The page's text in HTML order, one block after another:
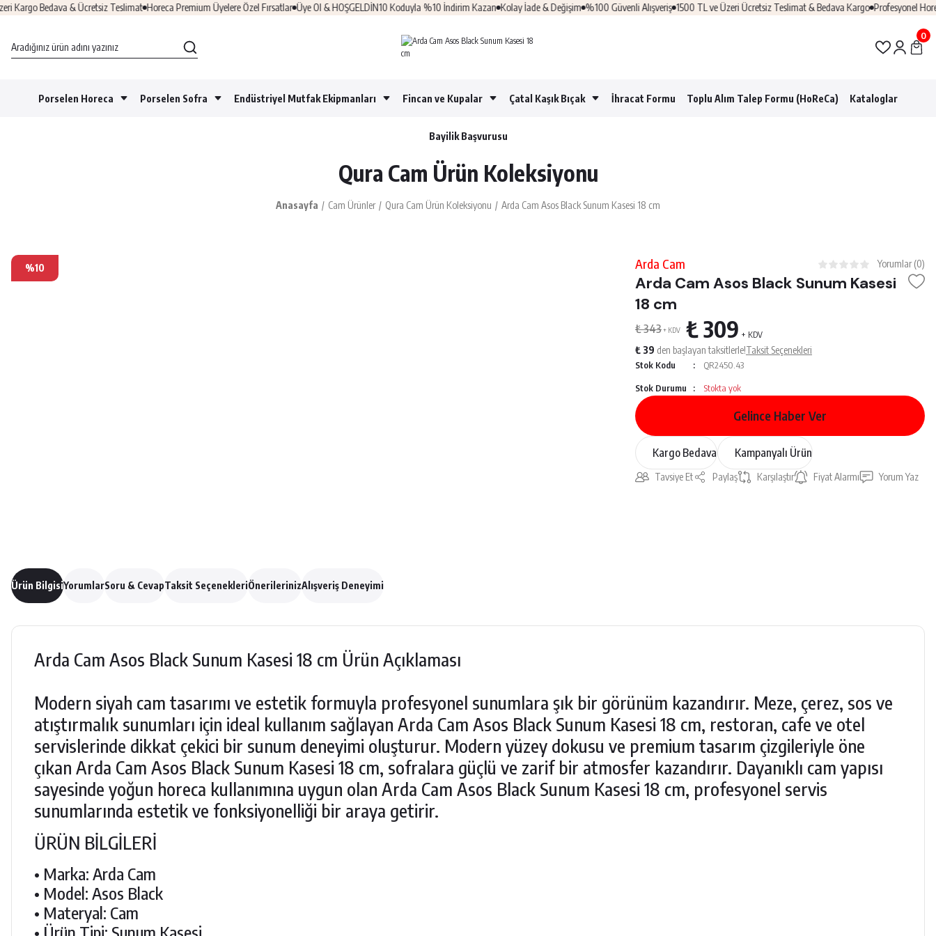
Bedava & Ücretsiz Teslimat Horeca Premium Üyelere Özel Fırsatlar Üye Ol & HOŞGELDİN10 Koduyla %10 İndirim Kazan Kolay İade & Değişim %100 Güvenli Alışveriş 1500 TL ve Üzeri Ücretsiz Teslimat & Bedava Kargo Profesyonel Horeca
0
Porselen Horeca Porselen Sofra Endüstriyel Mutfak Ekipmanları Fincan ve Kupalar Çatal Kaşık Bıçak İhracat Formu Toplu Alım Talep Formu (HoReCa) Kataloglar
Bayilik Başvurusu
Qura Cam Ürün Koleksiyonu
Anasayfa Cam Ürünler Qura Cam Ürün Koleksiyonu Arda Cam Asos Black Sunum Kasesi 18 cm
%10 Arda Cam Yorumlar (0)
Arda Cam Asos Black Sunum Kasesi
18 cm
₺ 343+ KDV ₺ 309 + KDV
₺ 39 den başlayan taksitlerle!Taksit Seçenekleri
Stok Kodu QR2450.43
Stok Durumu Stokta yok
Gelince Haber Ver
Kargo Bedava Kampanyalı Ürün
Tavsiye Et Paylaş Karşılaştır Fiyat Alarmı Yorum Yaz
Ürün BilgisiYorumlarSoru & CevapTaksit SeçenekleriÖnerilerinizAlışveriş Deneyimi
Arda Cam Asos Black Sunum Kasesi 18 cm Ürün Açıklaması
Modern siyah cam tasarımı ve estetik formuyla profesyonel sunumlara şık bir görünüm kazandırır. Meze, çerez, sos ve
atıştırmalık sunumları için ideal kullanım sağlayan Arda Cam Asos Black Sunum Kasesi 18 cm, restoran, cafe ve otel
servislerinde dikkat çekici bir sunum deneyimi oluşturur. Modern yüzey dokusu ve premium tasarım çizgileriyle öne
çıkan Arda Cam Asos Black Sunum Kasesi 18 cm, sofralara güçlü ve zarif bir atmosfer kazandırır. Dayanıklı cam yapısı
sayesinde yoğun horeca kullanımına uygun olan Arda Cam Asos Black Sunum Kasesi 18 cm, profesyonel servis
sunumlarında estetik ve fonksiyonelliği bir araya getirir.
ÜRÜN BİLGİLERİ
• Marka: Arda Cam
• Model: Asos Black
• Materyal: Cam
• Ürün Tipi: Sunum Kasesi